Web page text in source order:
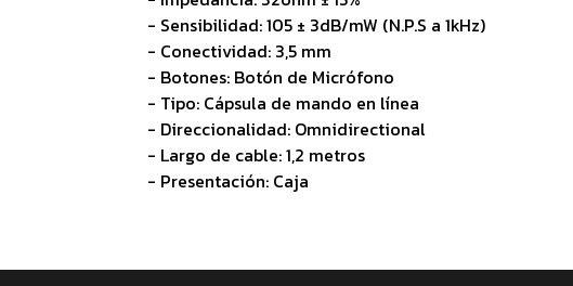
- Sensibilidad: 105 ± 3dB/mW (N.P.S a 1kHz)
- Conectividad: 3,5 mm
- Botones: Botón de Micrófono
- Tipo: Cápsula de mando en línea
- Direccionalidad: Omnidirectional
- Largo de cable: 1,2 metros
- Presentación: Caja